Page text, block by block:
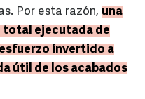
Por esta razón, una
ejecutada de
invertido a
útil de los acabados